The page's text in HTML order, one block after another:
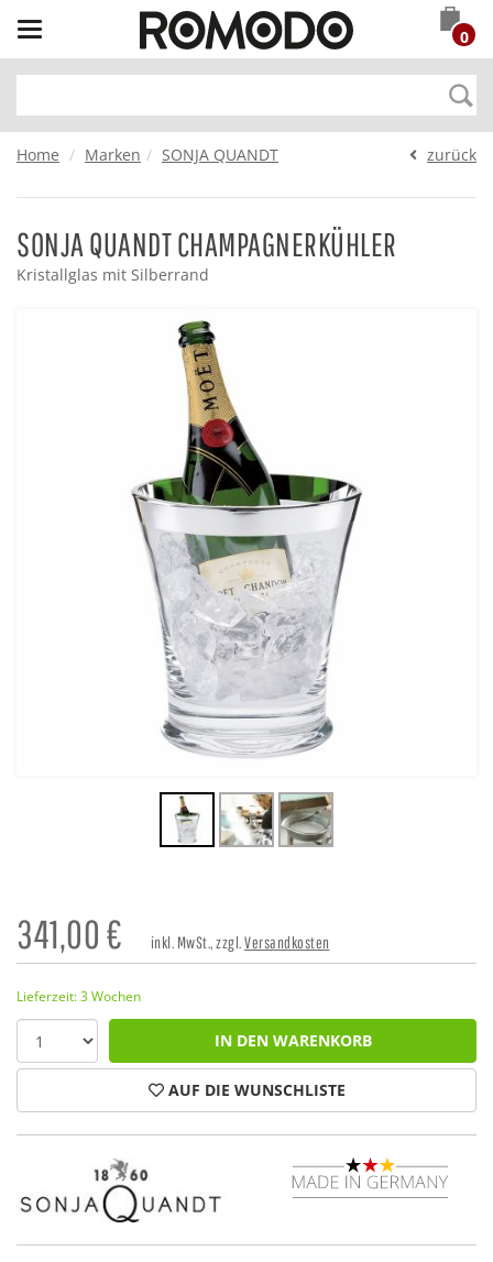
Toggle
navigation
0
Home Marken SONJA QUANDT zurück
SONJA QUANDT CHAMPAGNERKÜHLER
Kristallglas mit Silberrand
341,00€ inkl. MwSt., zzgl.Versandkosten
Lieferzeit: 3 Wochen
IN DEN WARENKORB
AUF DIE WUNSCHLISTE